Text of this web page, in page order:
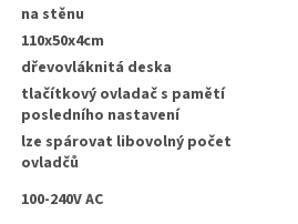
na stěnu
110x50x4cm
dřevovláknitá deska
tlačítkový ovladač s pamětí
posledního nastavení
lze spárovat libovolný počet
ovladčů
100-240V AC